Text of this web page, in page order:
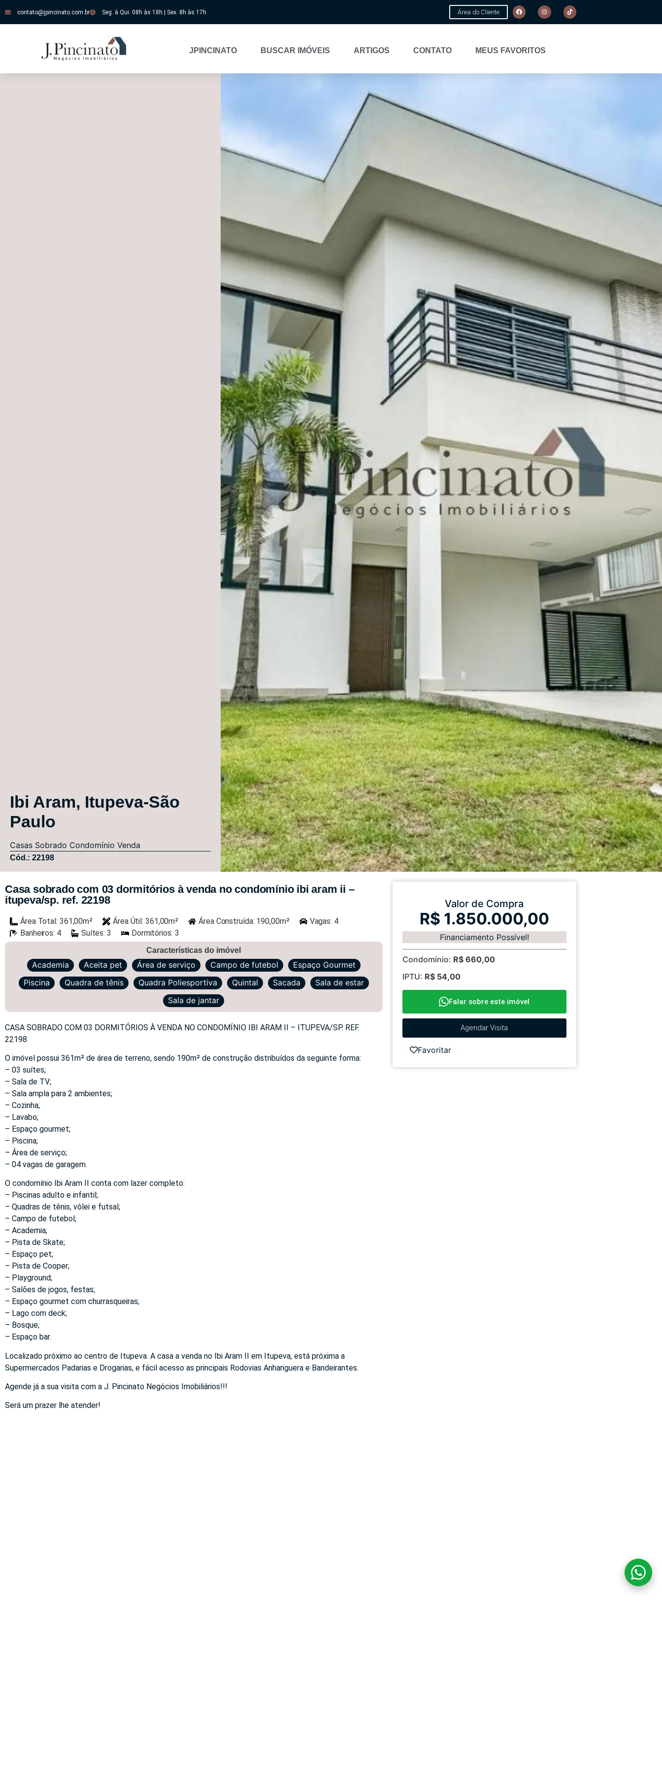
contato@jpincinato.com.br Seg. à Qui. 08h às 18h | Sex. 8h às 17h Área do Cliente
JPINCINATO BUSCAR IMÓVEIS ARTIGOS CONTATO MEUS FAVORITOS
Ibi Aram, Itupeva-São
Paulo
Casas Sobrado Condomínio Venda
Cód.: 22198
Casa sobrado com 03 dormitórios à venda no condomínio ibi aram ii –
itupeva/sp. ref. 22198
Área Total: 361,00m² Área Útil: 361,00m² Área Construída: 190,00m²
Vagas: 4
Banheiros: 4
Suítes: 3 Dormitórios: 3
Características do imóvel
Academia Aceita pet Área de serviço Campo de futebol
Espaço Gourmet
Piscina
Quadra de tênis Quadra Poliesportiva Quintal Sacada
Sala de estar
Sala de jantar
CASA SOBRADO COM 03 DORMITÓRIOS À VENDA NO CONDOMÍNIO IBI ARAM II – ITUPEVA/SP. REF.
22198
O imóvel possui 361m² de área de terreno, sendo 190m² de construção distribuídos da seguinte forma:
– 03 suítes;
– Sala de TV;
– Sala ampla para 2 ambientes;
– Cozinha;
– Lavabo;
– Espaço gourmet;
– Piscina;
– Área de serviço;
– 04 vagas de garagem.
O condomínio Ibi Aram II conta com lazer completo:
– Piscinas adulto e infantil;
– Quadras de tênis, vôlei e futsal;
– Campo de futebol;
– Academia;
– Pista de Skate;
– Espaço pet;
– Pista de Cooper;
– Playground;
– Salões de jogos, festas;
– Espaço gourmet com churrasqueiras;
– Lago com deck;
– Bosque;
– Espaço bar.
Localizado próximo ao centro de Itupeva. A casa a venda no Ibi Aram II em Itupeva, está próxima a
Supermercados Padarias e Drogarias, e fácil acesso as principais Rodovias Anhanguera e Bandeirantes.
Agende já a sua visita com a J. Pincinato Negócios Imobiliários!!!
Será um prazer lhe atender!
Valor de Compra
R$ 1.850.000,00
Financiamento Possível!
Condomínio: R$ 660,00
IPTU: R$ 54,00
Falar sobre este imóvel
Agendar Visita
Favoritar